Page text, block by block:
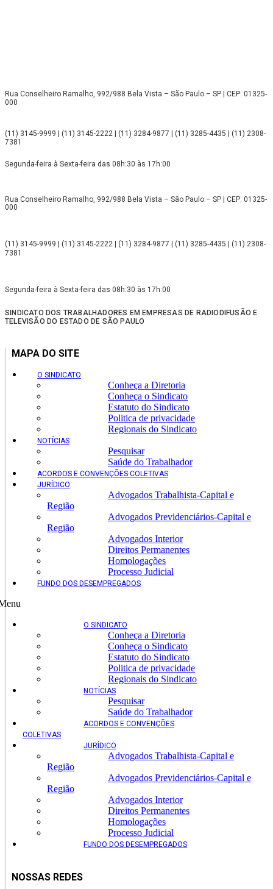
Rua Conselheiro Ramalho, 992/988 Bela Vista – São Paulo – SP | CEP: 01325-
000
(11) 3145-9999 | (11) 3145-2222 | (11) 3284-9877 | (11) 3285-4435 | (11) 2308-
7381
Segunda-feira à Sexta-feira das 08h:30 às 17h:00
Rua Conselheiro Ramalho, 992/988 Bela Vista – São Paulo – SP | CEP: 01325-
000
(11) 3145-9999 | (11) 3145-2222 | (11) 3284-9877 | (11) 3285-4435 | (11) 2308-
7381
Segunda-feira à Sexta-feira das 08h:30 às 17h:00
SINDICATO DOS TRABALHADORES EM EMPRESAS DE RADIODIFUSÃO E
TELEVISÃO DO ESTADO DE SÃO PAULO
MAPA DO SITE
O SINDICATO
Conheça a Diretoria
Conheça o Sindicato
Estatuto do Sindicato
Politica de privacidade
Regionais do Sindicato
NOTÍCIAS
Pesquisar
Saúde do Trabalhador
ACORDOS E CONVENÇÕES COLETIVAS
JURÍDICO
Advogados Trabalhista-Capital e
Região
Advogados Previdenciários-Capital e
Região
Advogados Interior
Direitos Permanentes
Homologações
Processo Judicial
FUNDO DOS DESEMPREGADOS
O SINDICATO
Conheça a Diretoria
Conheça o Sindicato
Estatuto do Sindicato
Politica de privacidade
Regionais do Sindicato
NOTÍCIAS
Pesquisar
Saúde do Trabalhador
ACORDOS E CONVENÇÕES
COLETIVAS
JURÍDICO
Advogados Trabalhista-Capital e
Região
Advogados Previdenciários-Capital e
Região
Advogados Interior
Direitos Permanentes
Homologações
Processo Judicial
FUNDO DOS DESEMPREGADOS
NOSSAS REDES